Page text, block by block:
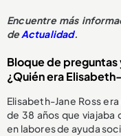
Encuentre más
deActualidad.
Bloque de
¿Quién era
Elisabeth-Jane Ross
de 38 años que viajaba
en labores de ayuda